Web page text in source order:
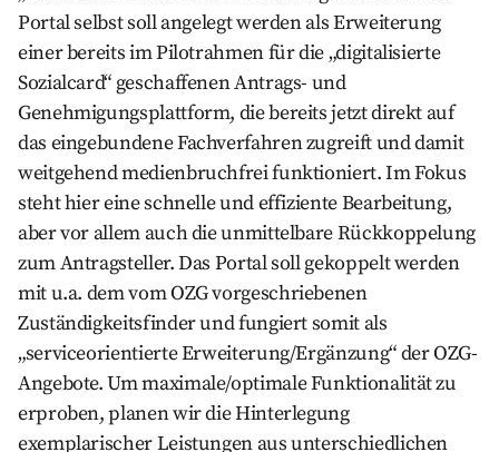
Portal selbst soll angelegt werden als Erweiterung
einer bereits im Pilotrahmen für die „digitalisierte
Sozialcard“ geschaffenen Antrags- und
Genehmigungsplattform, die bereits jetzt direkt auf
das eingebundene Fachverfahren zugreift und damit
weitgehend medienbruchfrei funktioniert. Im Fokus
steht hier eine schnelle und effiziente Bearbeitung,
aber vor allem auch die unmittelbare Rückkoppelung
zum Antragsteller. Das Portal soll gekoppelt werden
mit u.a. dem vom OZG vorgeschriebenen
Zuständigkeitsfinder und fungiert somit als
„serviceorientierte Erweiterung/Ergänzung“ der OZG-
Angebote. Um maximale/optimale Funktionalität zu
erproben, planen wir die Hinterlegung
exemplarischer Leistungen aus unterschiedlichen